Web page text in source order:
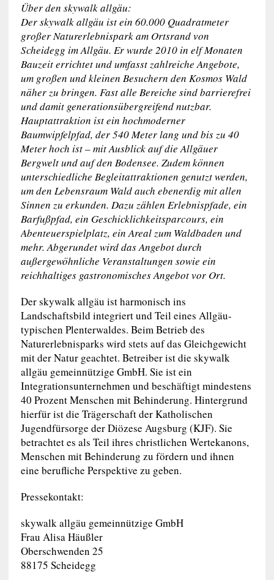
Über den skywalk allgäu:
Der skywalk allgäu ist ein 60.000 Quadratmeter
großer Naturerlebnispark am Ortsrand von
Scheidegg im Allgäu. Er wurde 2010 in elf Monaten
Bauzeit errichtet und umfasst zahlreiche Angebote,
um großen und kleinen Besuchern den Kosmos Wald
näher zu bringen. Fast alle Bereiche sind barrierefrei
und damit generationsübergreifend nutzbar.
Hauptattraktion ist ein hochmoderner
Baumwipfelpfad, der 540 Meter lang und bis zu 40
Meter hoch ist – mit Ausblick auf die Allgäuer
Bergwelt und auf den Bodensee. Zudem können
unterschiedliche Begleitattraktionen genutzt werden,
um den Lebensraum Wald auch ebenerdig mit allen
Sinnen zu erkunden. Dazu zählen Erlebnispfade, ein
Barfußpfad, ein Geschicklichkeitsparcours, ein
Abenteuerspielplatz, ein Areal zum Waldbaden und
mehr. Abgerundet wird das Angebot durch
außergewöhnliche Veranstaltungen sowie ein
reichhaltiges gastronomisches Angebot vor Ort.
Der skywalk allgäu ist harmonisch ins
Landschaftsbild integriert und Teil eines Allgäu-
typischen Plenterwaldes. Beim Betrieb des
Naturerlebnisparks wird stets auf das Gleichgewicht
mit der Natur geachtet. Betreiber ist die skywalk
allgäu gemeinnützige GmbH. Sie ist ein
Integrationsunternehmen und beschäftigt mindestens
40 Prozent Menschen mit Behinderung. Hintergrund
hierfür ist die Trägerschaft der Katholischen
Jugendfürsorge der Diözese Augsburg (KJF). Sie
betrachtet es als Teil ihres christlichen Wertekanons,
Menschen mit Behinderung zu fördern und ihnen
eine berufliche Perspektive zu geben.
Pressekontakt:
skywalk allgäu gemeinnützige GmbH
Frau Alisa Häußler
Oberschwenden 25
88175 Scheidegg